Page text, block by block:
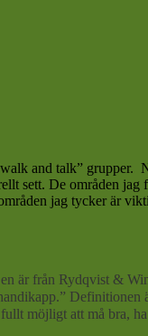
and talk”
sett. De områden
jag tycker är
är från Rydqvist &
Definitionen
möjligt att må bra,